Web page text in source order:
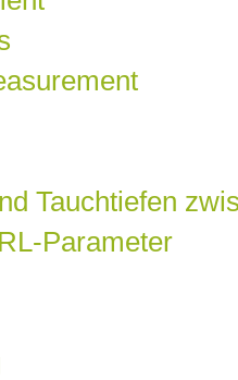
Tauchtiefen
Parameter